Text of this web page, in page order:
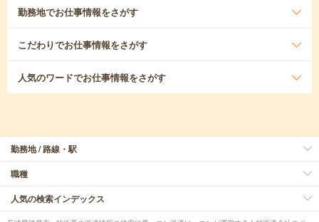
勤務地でお仕事情報をさがす
こだわりでお仕事情報をさがす
人気のワードでお仕事情報をさがす
勤務地 / 路線・駅
職種
人気の検索インデックス